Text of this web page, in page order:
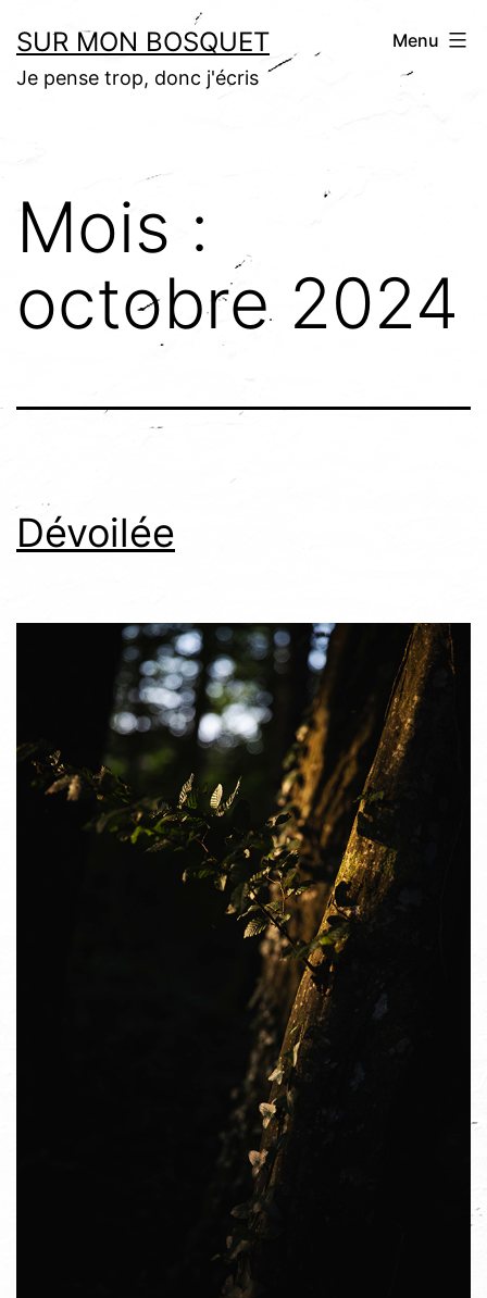
au
contenu
SUR MON BOSQUET
Je pense trop, donc j'écris
Menu
Mois :
octobre 2024
Dévoilée